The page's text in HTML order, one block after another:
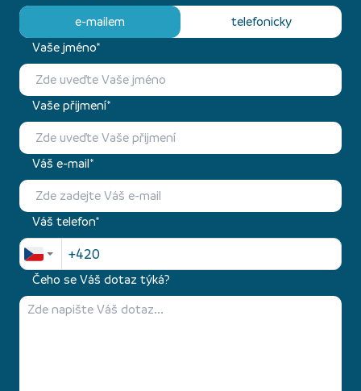
e-mailem
telefonicky
Vaše jméno*
Vaše přijmení*
Váš e-mail*
Váš telefon*
Čeho se Váš dotaz týká?